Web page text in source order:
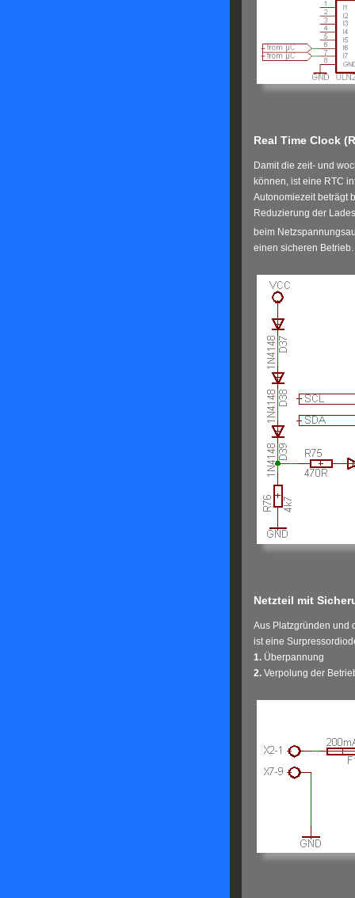
Real Time Clock
Damit die zeit- und
können, ist eine RTC
Autonomiezeit beträgt
Reduzierung der
beim
einen sicheren Betrieb.
Netzteil mit
Aus Platzgründen und
ist eine
1. Überpannung
2. Verpolung der